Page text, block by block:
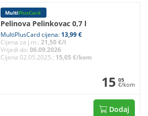
MultiPlusCard
Pelinova Pelinkovac 0,7 l
MultiPlusCard cijena: 13,99 €
Cijena za j.m.: 21,50 €/l
Vrijedi do: 06.09.2026
Cijena 02.05.2025.: 15,05 €/kom
15 05
€/kom
Dodaj